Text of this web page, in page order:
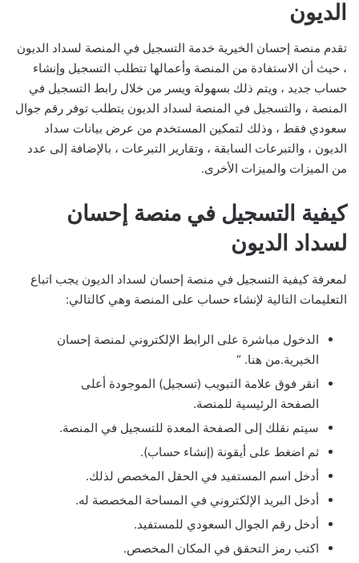
الديون
تقدم منصة إحسان الخيرية خدمة التسجيل في المنصة لسداد الديون
، حيث أن الاستفادة من المنصة وأعمالها تتطلب التسجيل وإنشاء
حساب جديد ، ويتم ذلك بسهولة ويسر من خلال رابط التسجيل في
المنصة ، والتسجيل في المنصة لسداد الديون يتطلب توفر رقم جوال
سعودي فقط ، وذلك لتمكين المستخدم من عرض بيانات سداد
الديون ، والتبرعات السابقة ، وتقارير التبرعات ، بالإضافة إلى عدد
من الميزات والميزات الأخرى.
كيفية التسجيل في منصة إحسان
لسداد الديون
لمعرفة كيفية التسجيل في منصة إحسان لسداد الديون يجب اتباع
التعليمات التالية لإنشاء حساب على المنصة وهي كالتالي:
الدخول مباشرة على الرابط الإلكتروني لمنصة إحسان
الخيرية.من هنا. “
انقر فوق علامة التبويب (تسجيل) الموجودة أعلى
الصفحة الرئيسية للمنصة.
سيتم نقلك إلى الصفحة المعدة للتسجيل في المنصة.
ثم اضغط على أيقونة (إنشاء حساب).
أدخل اسم المستفيد في الحقل المخصص لذلك.
أدخل البريد الإلكتروني في المساحة المخصصة له.
أدخل رقم الجوال السعودي للمستفيد.
اكتب رمز التحقق في المكان المخصص.